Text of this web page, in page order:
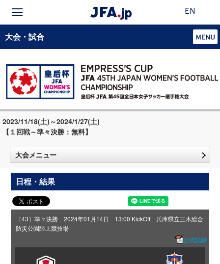
EN
大会・試合
2023/11/18(土)～2024/1/27(土)
【１回戦～準々決勝：無料】
大会メニュー
日程・結果
［43］準々決勝 2024年01月14日 13:00 KickOff 兵庫県立三木総合
防災公園陸上競技場
公式記録